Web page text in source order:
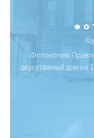
Фотокопия.
двухэтажный дом на